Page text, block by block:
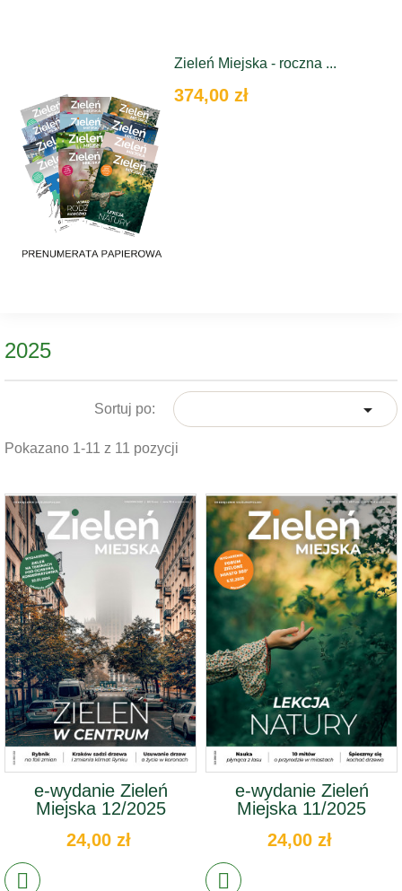
Zieleń Miejska - roczna ...
374,00 zł
2025
Sortuj po: 
Pokazano 1-11 z 11 pozycji
e-wydanie Zieleń
Miejska 12/2025
24,00 zł
e-wydanie Zieleń
Miejska 11/2025
24,00 zł